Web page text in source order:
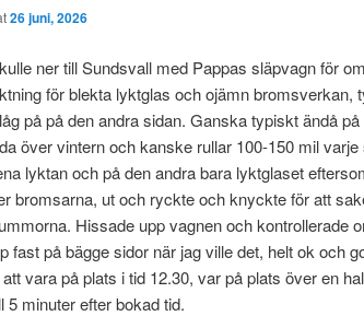
26 juni, 2026
ner till Sundsvall med Pappas släpvagn för
för blekta lyktglas och ojämn bromsverkan,
på på den andra sidan. Ganska typiskt ändå
över vintern och kanske rullar 100-150 mil
lyktan och på den andra bara lyktglaset
bromsarna, ut och ryckte och knyckte för att
Hissade upp vagnen och kontrollerade
fast på bägge sidor när jag ville det, helt ok och
vara på plats i tid 12.30, var på plats över en
5 minuter efter bokad tid.